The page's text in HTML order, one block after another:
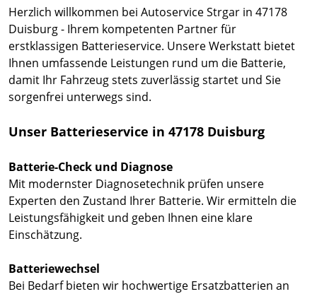
Herzlich willkommen bei Autoservice Strgar in 47178
Duisburg - Ihrem kompetenten Partner für
erstklassigen Batterieservice. Unsere Werkstatt bietet
Ihnen umfassende Leistungen rund um die Batterie,
damit Ihr Fahrzeug stets zuverlässig startet und Sie
sorgenfrei unterwegs sind.
Unser Batterieservice in 47178 Duisburg
Batterie-Check und Diagnose
Mit modernster Diagnosetechnik prüfen unsere
Experten den Zustand Ihrer Batterie. Wir ermitteln die
Leistungsfähigkeit und geben Ihnen eine klare
Einschätzung.
Batteriewechsel
Bei Bedarf bieten wir hochwertige Ersatzbatterien an